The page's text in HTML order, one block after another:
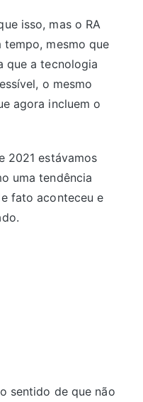
isso, mas o RA
tempo, mesmo que
que a tecnologia
o mesmo
agora incluem o
2021 estávamos
uma tendência
fato aconteceu e
sentido de que não